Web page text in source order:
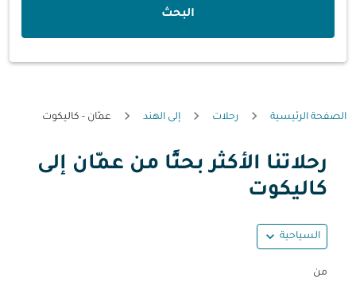
البحث
الصفحة الرئيسية رحلات إلى الهند عمّان - كاليكوت
رحلاتنا الأكثر بحثًا من عمّان إلى
كاليكوت
السياحية expand_more
من
حاول تحديث الرحلة (مغادرة و/أو وجهة) أو التفاعل مع